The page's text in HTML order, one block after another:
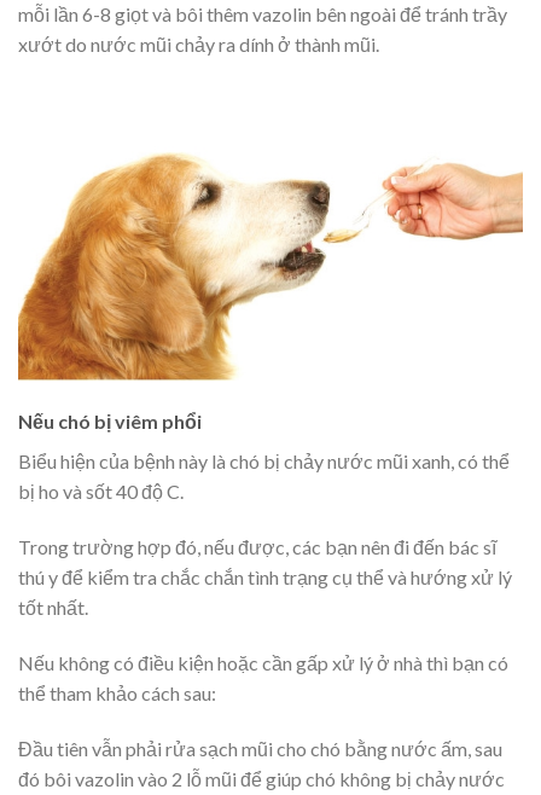
mỗi lần 6-8 giọt và bôi thêm vazolin bên ngoài để tránh trầy
xướt do nước mũi chảy ra dính ở thành mũi.
Nếu chó bị viêm phổi
Biểu hiện của bệnh này là chó bị chảy nước mũi xanh, có thể
bị ho và sốt 40 độ C.
Trong trường hợp đó, nếu được, các bạn nên đi đến bác sĩ
thú y để kiểm tra chắc chắn tình trạng cụ thể và hướng xử lý
tốt nhất.
Nếu không có điều kiện hoặc cần gấp xử lý ở nhà thì bạn có
thể tham khảo cách sau:
Đầu tiên vẫn phải rửa sạch mũi cho chó bằng nước ấm, sau
đó bôi vazolin vào 2 lỗ mũi để giúp chó không bị chảy nước